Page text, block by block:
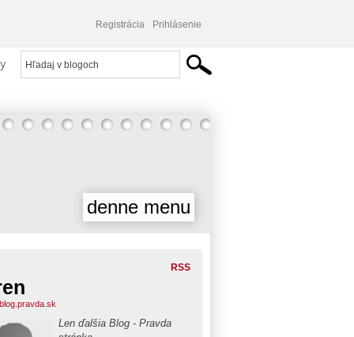
Registrácia Prihlásenie
denne menu
RSS
Len ďalšia Blog - Pravda